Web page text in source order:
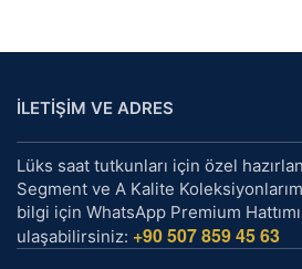
İLETİŞİM VE ADRES
Lüks saat tutkunları için özel
Segment ve A Kalite
bilgi için WhatsApp Premium
ulaşabilirsiniz: +90 507 859 45 63